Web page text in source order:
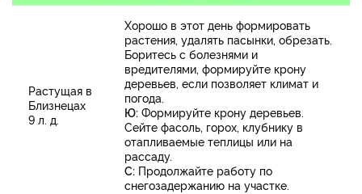
Растущая в
Близнецах
9 л. д.
Хорошо в этот день формировать
растения, удалять пасынки, обрезать.
Боритесь с болезнями и
вредителями, формируйте крону
деревьев, если позволяет климат и
погода.
Ю: Формируйте крону деревьев.
Сейте фасоль, горох, клубнику в
отапливаемые теплицы или на
рассаду.
С: Продолжайте работу по
снегозадержанию на участке.